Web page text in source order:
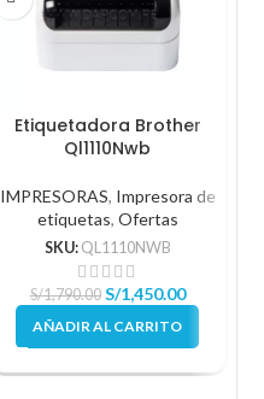
Etiquetadora Brother
Ql1110Nwb
IMPRESORAS, Impresora de
etiquetas, Ofertas
SKU: QL1110NWB
S/1,790.00 S/1,450.00
AÑADIR AL CARRITO